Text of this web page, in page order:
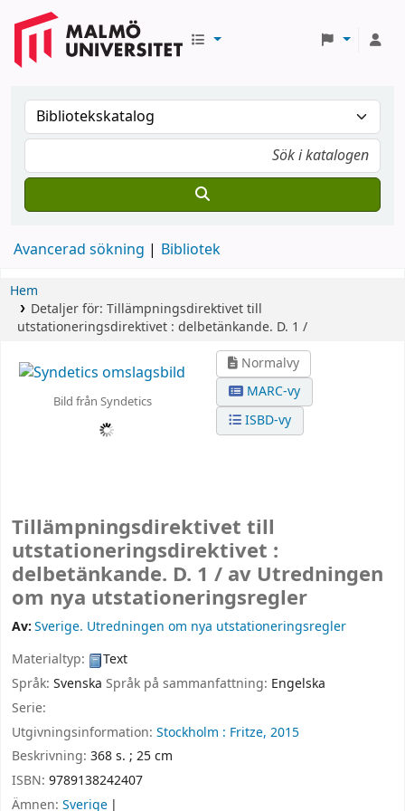
Avancerad sökning Bibliotek
Hem
Detaljer för: Tillämpningsdirektivet till
utstationeringsdirektivet : delbetänkande. D. 1 /
Bild från Syndetics
Normalvy
MARC-vy
ISBD-vy
Tillämpningsdirektivet till
utstationeringsdirektivet :
delbetänkande. D. 1 / av Utredningen
om nya utstationeringsregler
Av:Sverige. Utredningen om nya utstationeringsregler
Materialtyp:
Text
Språk: Svenska Språk på sammanfattning: Engelska
Serie:
Utgivningsinformation: Stockholm : Fritze, 2015
Beskrivning: 368 s. ; 25 cm
ISBN: 9789138242407
Ämnen: Sverige